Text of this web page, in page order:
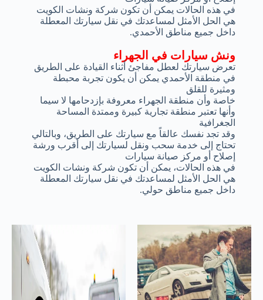
ونش سيارات في الجهراء
تعرض سيارتك لعطل مفاجئ أثناء القيادة على الطريق
في منطقة الأحمدي يمكن أن يكون تجربة محبطة
ومثيرة للقلق
خاصة وأن منطقة الجهراء معروفة بإزدحامها لا سيما
وأنها تعتبر منطقة تجارية كبيرة وممتدة المساحة
الجغرافية
وقد تجد نفسك عالقاً مع سيارتك على الطريق، وبالتالي
تحتاج إلى خدمة سحب ونقل لسيارتك إلى أقرب ورشة
إصلاح أو مركز صيانة سيارات
في هذه الحالات، يمكن أن تكون شركة ونشات الكويت
هي الحل الأمثل لمساعدتك في نقل سيارتك المعطلة
داخل جميع مناطق حولي.
في هذه الحالات يمكن أن تكون شركة ونشات الكويت
هي الحل الأمثل لمساعدتك في نقل سيارتك المعطلة
داخل جميع مناطق الأحمدي.